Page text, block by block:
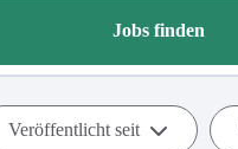
Jobs finden
Veröffentlicht seit